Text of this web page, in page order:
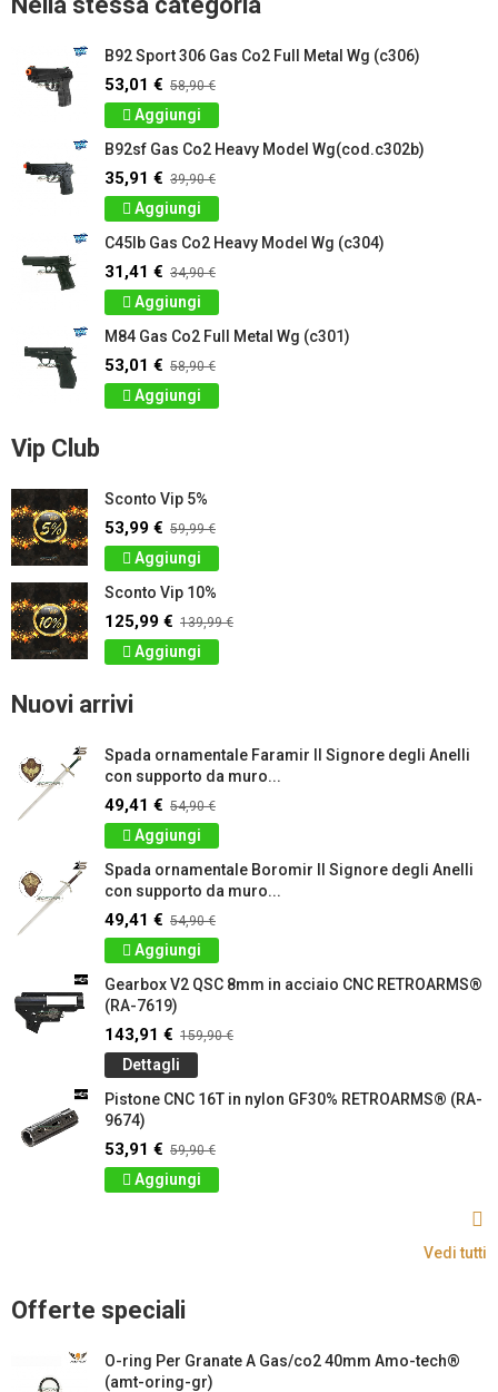
B92 Sport 306 Gas Co2 Full Metal Wg (c306)
53,01 € 58,90 €
Aggiungi
B92sf Gas Co2 Heavy Model Wg(cod.c302b)
35,91 € 39,90 €
Aggiungi
C45lb Gas Co2 Heavy Model Wg (c304)
31,41 € 34,90 €
Aggiungi
M84 Gas Co2 Full Metal Wg (c301)
53,01 € 58,90 €
Aggiungi
Vip Club
Sconto Vip 5%
53,99 € 59,99 €
Aggiungi
Sconto Vip 10%
125,99 € 139,99 €
Aggiungi
Nuovi arrivi
Spada ornamentale Faramir Il Signore degli Anelli
con supporto da muro...
49,41 € 54,90 €
Aggiungi
Spada ornamentale Boromir Il Signore degli Anelli
con supporto da muro...
49,41 € 54,90 €
Aggiungi
Gearbox V2 QSC 8mm in acciaio CNC RETROARMS®
(RA-7619)
143,91 € 159,90 €
Dettagli
Pistone CNC 16T in nylon GF30% RETROARMS® (RA-
9674)
53,91 € 59,90 €
Aggiungi
Vedi tutti
Offerte speciali
O-ring Per Granate A Gas/co2 40mm Amo-tech®
(amt-oring-gr)